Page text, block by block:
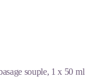
souple, 1 x 50 ml